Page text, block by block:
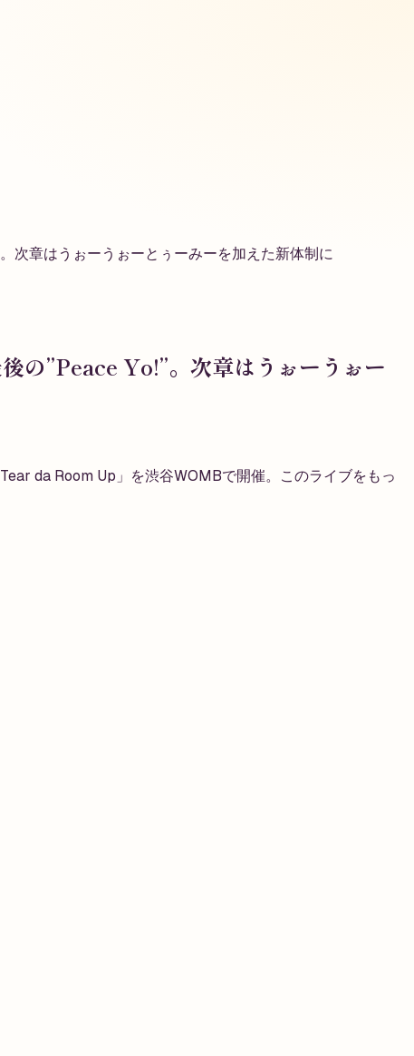
次章はうぉーうぉーとぅーみーを加えた新体制に
の”Peace Yo!”。次章はうぉーうぉー
da Room Up」を渋谷WOMBで開催。このライブをもっ